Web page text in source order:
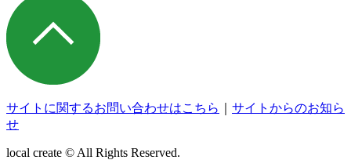
サイトに関するお問い合わせはこちら
サイトからのお知ら
せ
local create © All Rights Reserved.